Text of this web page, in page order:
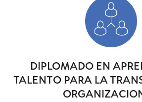
DIPLOMADO EN
TALENTO PARA LA